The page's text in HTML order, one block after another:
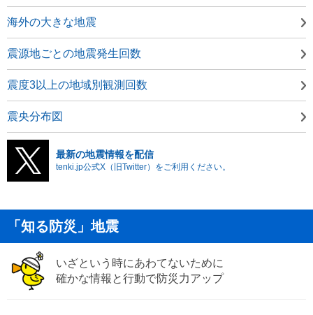
海外の大きな地震
震源地ごとの地震発生回数
震度3以上の地域別観測回数
震央分布図
最新の地震情報を配信
tenki.jp公式X（旧Twitter）をご利用ください。
「知る防災」地震
いざという時にあわてないために
確かな情報と行動で防災力アップ